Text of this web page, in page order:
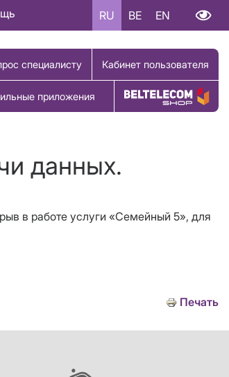
RU BE EN
специалисту Кабинет пользователя
приложения Купить товар
данных.
в работе услуги «Семейный 5», для
Печать